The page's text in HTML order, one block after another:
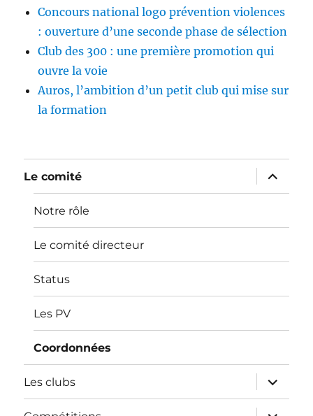
Concours national logo prévention violences
: ouverture d’une seconde phase de sélection
Club des 300 : une première promotion qui
ouvre la voie
Auros, l’ambition d’un petit club qui mise sur
la formation
Le comité
ouvrir
le
sous-
Notre rôle
Le comité directeur
Status
Les PV
Coordonnées
Les clubs
ouvrir
le
sous-
menu
ouvrir